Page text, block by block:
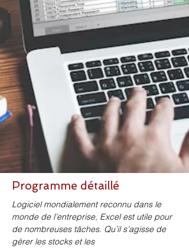
Programme détaillé
Logiciel mondialement reconnu dans le
monde de l’entreprise, Excel est utile pour
de nombreuses tâches. Qu’il s’agisse de
gérer les stocks et les